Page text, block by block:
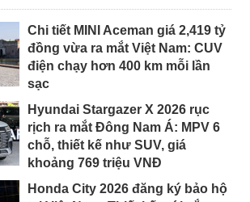
Chi tiết MINI Aceman giá 2,419 tỷ
đồng vừa ra mắt Việt Nam: CUV
điện chạy hơn 400 km mỗi lần
sạc
Hyundai Stargazer X 2026 rục
rịch ra mắt Đông Nam Á: MPV 6
chỗ, thiết kế như SUV, giá
khoảng 769 triệu VNĐ
Honda City 2026 đăng ký bảo hộ